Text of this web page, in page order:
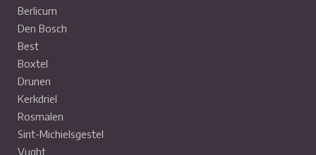
Berlicum
Den Bosch
Best
Boxtel
Drunen
Kerkdriel
Rosmalen
Sint-Michielsgestel
Vught